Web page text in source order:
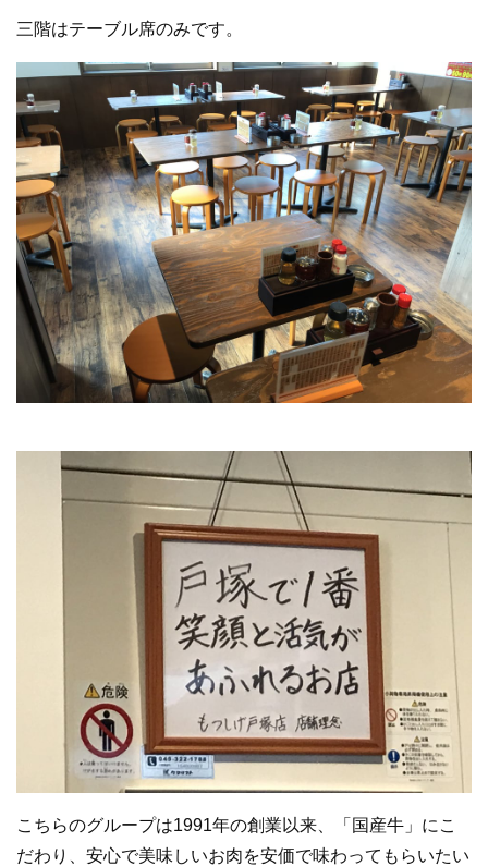
三階はテーブル席のみです。
こちらのグループは1991年の創業以来、「国産牛」にこ
だわり、 安心で美味しいお肉を安価で味わってもらいたい